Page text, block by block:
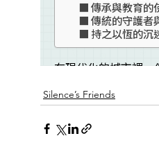
Silence’s Friends